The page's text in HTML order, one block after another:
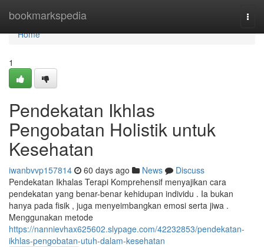
bookmarkspedia
Home
Home
1
Pendekatan Ikhlas
Pengobatan Holistik untuk
Kesehatan
iwanbvvp157814 60 days ago News
Discuss
Pendekatan Ikhalas Terapi Komprehensif menyajikan cara
pendekatan yang benar-benar kehidupan individu . Ia bukan
hanya pada fisik , juga menyeimbangkan emosi serta jiwa .
Menggunakan metode
https://nannievhax625602.slypage.com/42232853/pendekatan-
ikhlas-pengobatan-utuh-dalam-kesehatan